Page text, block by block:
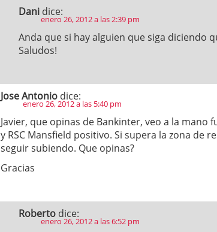
Dani dice:
enero 26, 2012 a las 2:39 pm
Anda que si hay alguien que siga diciendo
Saludos!
Jose Antonio dice:
enero 26, 2012 a las 5:40 pm
Javier, que opinas de Bankinter, veo a la mano
y RSC Mansfield positivo. Si supera la zona de
seguir subiendo. Que opinas?
Gracias
Roberto dice:
enero 26, 2012 a las 6:52 pm